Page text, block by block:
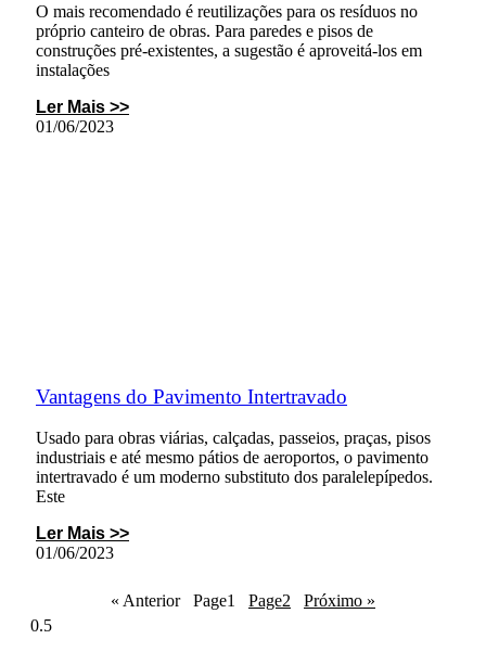
O mais recomendado é reutilizações para os resíduos no
próprio canteiro de obras. Para paredes e pisos de
construções pré-existentes, a sugestão é aproveitá-los em
instalações
Ler Mais >>
01/06/2023
Vantagens do Pavimento Intertravado
Usado para obras viárias, calçadas, passeios, praças, pisos
industriais e até mesmo pátios de aeroportos, o pavimento
intertravado é um moderno substituto dos paralelepípedos.
Este
Ler Mais >>
01/06/2023
« Anterior Page1 Page2 Próximo »